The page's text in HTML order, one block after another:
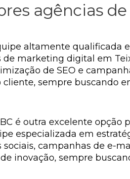
agências
altamente qualificada
marketing digital em
de SEO e
sempre buscando
é outra excelente
especializada em
campanhas de e-
inovação, sempre